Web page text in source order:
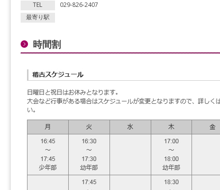
TEL
029-826-2407
最寄り駅
時間割